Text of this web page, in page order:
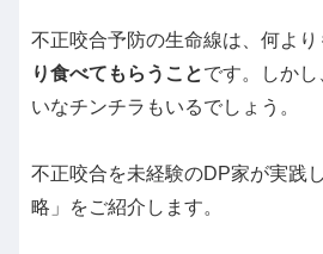
不正咬合予防の生命線は、何より
り食べてもらうことです。しか
いなチンチラもいるでしょう。
不正咬合を未経験のDP家が実践
略」をご紹介します。